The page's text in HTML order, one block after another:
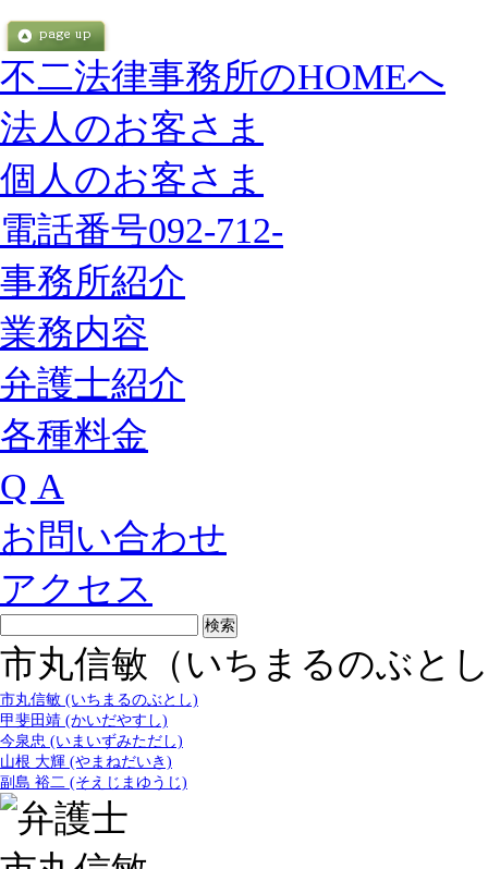
不二法律事務所のHOMEへ
法人のお客さま
個人のお客さま
電話番号092-712-
事務所紹介
業務内容
弁護士紹介
各種料金
Q A
お問い合わせ
アクセス
市丸信敏（いちまるのぶと
市丸信敏 (いちまるのぶとし)
甲斐田靖 (かいだやすし)
今泉忠 (いまいずみただし)
山根 大輝 (やまねだいき)
副島 裕二 (そえじまゆうじ)